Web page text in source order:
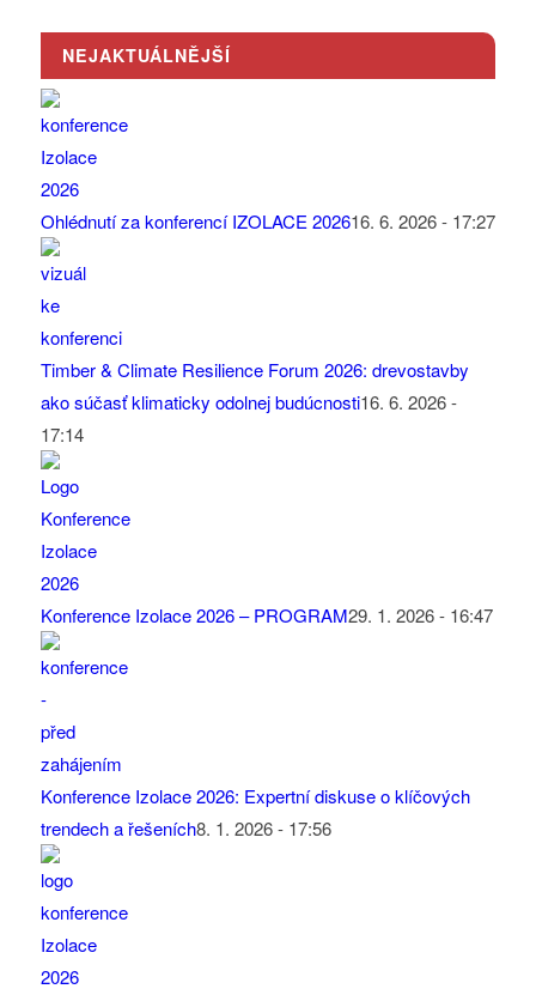
NEJAKTUÁLNĚJŠÍ
Ohlédnutí za konferencí IZOLACE 202616. 6. 2026 - 17:27
Timber & Climate Resilience Forum 2026: drevostavby
ako súčasť klimaticky odolnej budúcnosti16. 6. 2026 -
17:14
Konference Izolace 2026 – PROGRAM29. 1. 2026 - 16:47
Konference Izolace 2026: Expertní diskuse o klíčových
trendech a řešeních8. 1. 2026 - 17:56